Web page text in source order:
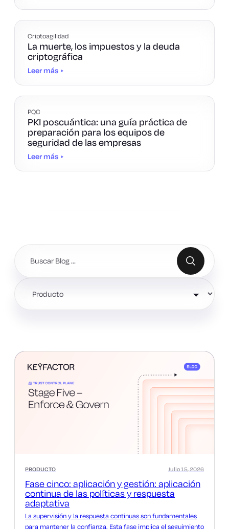
Criptoagilidad
La muerte, los impuestos y la deuda
criptográfica
Leer más
PQC
PKI poscuántica: una guía práctica de
preparación para los equipos de
seguridad de las empresas
Leer más
PRODUCTO
Fase cinco: aplicación y gestión: aplicación
continua de las políticas y respuesta
adaptativa
Julio 15, 2026
La supervisión y la respuesta continuas son fundamentales
para mantener la confianza. Esta fase implica el seguimiento